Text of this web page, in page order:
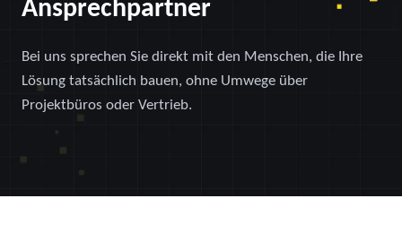
Ansprechpartner
Bei uns sprechen Sie direkt mit den Menschen, die Ihre
Lösung tatsächlich bauen, ohne Umwege über
Projektbüros oder Vertrieb.